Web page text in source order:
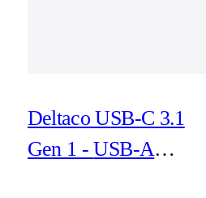
Deltaco USB-C 3.1
Gen 1 - USB-A